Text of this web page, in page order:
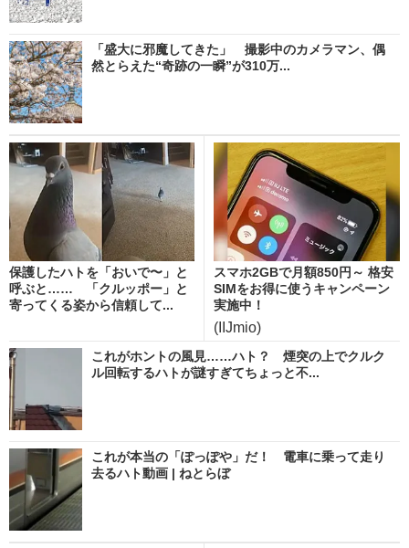
「盛大に邪魔してきた」 撮影中のカメラマン、偶
然とらえた“奇跡の一瞬”が310万...
保護したハトを「おいで〜」と
呼ぶと…… 「クルッポー」と
寄ってくる姿から信頼して...
スマホ2GBで月額850円～ 格安
SIMをお得に使うキャンペーン
実施中！
(IIJmio)
これがホントの風見……ハト？ 煙突の上でクルク
ル回転するハトが謎すぎてちょっと不...
これが本当の「ぽっぽや」だ！ 電車に乗って走り
去るハト動画 | ねとらぼ